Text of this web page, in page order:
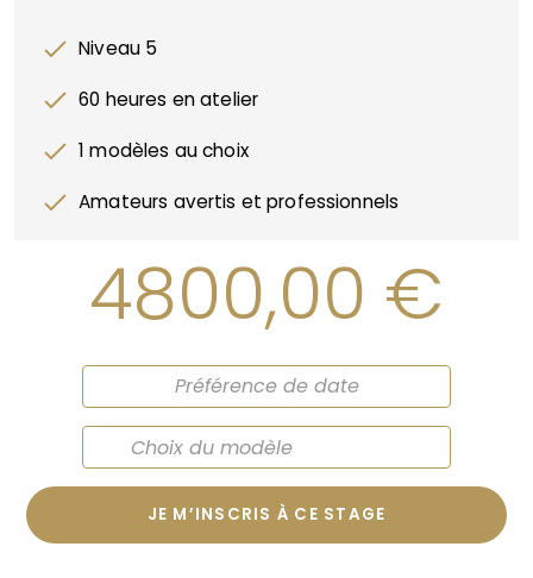
Niveau 5
60 heures en atelier
1 modèles au choix
Amateurs avertis et professionnels
4800,00 €
JE M’INSCRIS À CE STAGE